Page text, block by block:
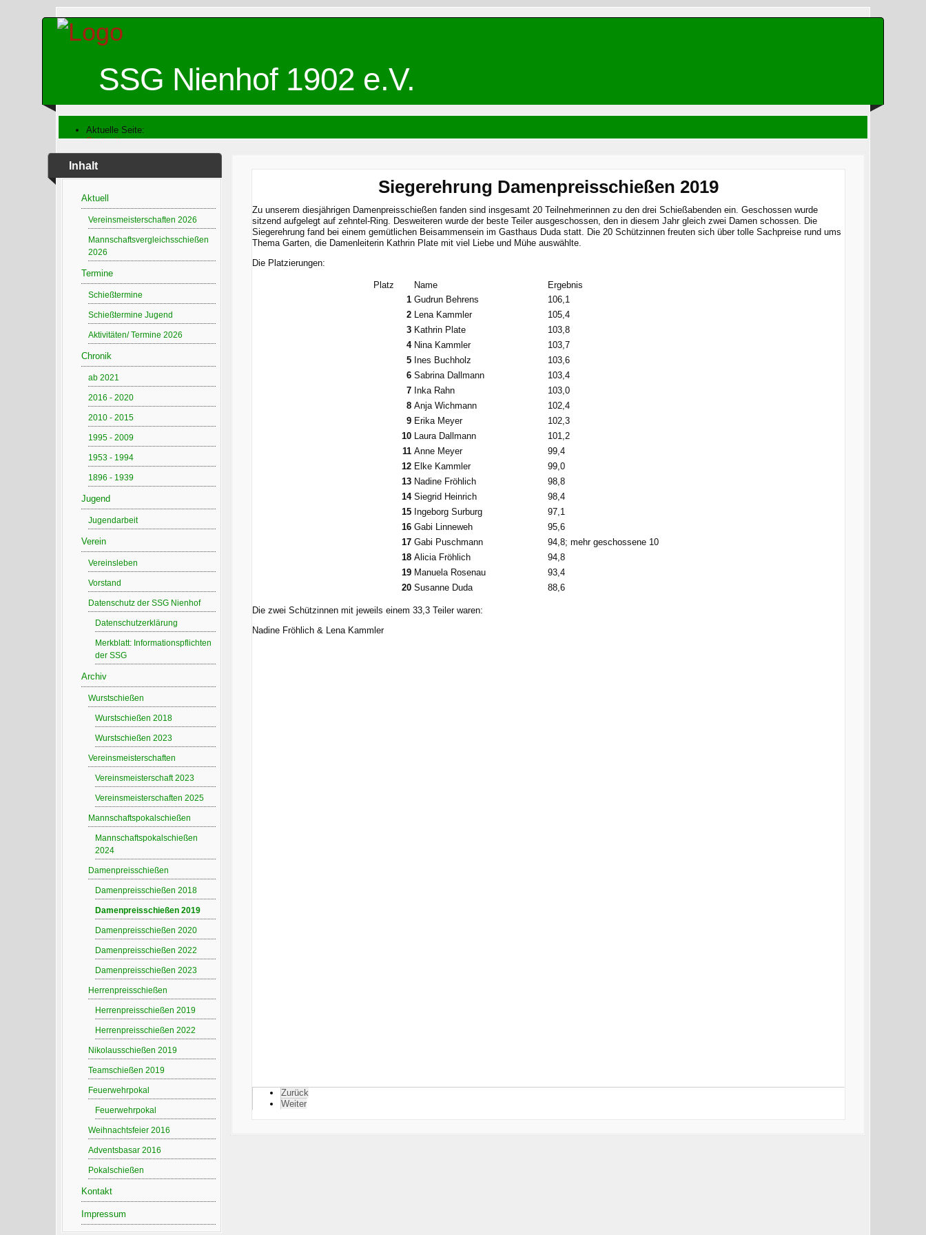
SSG Nienhof 1902 e.V.
Aktuelle Seite:
Startseite
Archiv
Damenpreisschießen
Inhalt
Aktuell
Vereinsmeisterschaften 2026
Mannschaftsvergleichsschießen
2026
Termine
Schießtermine
Schießtermine Jugend
Aktivitäten/ Termine 2026
Chronik
ab 2021
2016 - 2020
2010 - 2015
1995 - 2009
1953 - 1994
1896 - 1939
Jugend
Jugendarbeit
Verein
Vereinsleben
Vorstand
Datenschutz der SSG Nienhof
Datenschutzerklärung
Merkblatt: Informationspflichten
der SSG
Archiv
Wurstschießen
Wurstschießen 2018
Wurstschießen 2023
Vereinsmeisterschaften
Vereinsmeisterschaft 2023
Vereinsmeisterschaften 2025
Mannschaftspokalschießen
Mannschaftspokalschießen
2024
Damenpreisschießen
Damenpreisschießen 2018
Damenpreisschießen 2019
Damenpreisschießen 2020
Damenpreisschießen 2022
Damenpreisschießen 2023
Herrenpreisschießen
Herrenpreisschießen 2019
Herrenpreisschießen 2022
Nikolausschießen 2019
Teamschießen 2019
Feuerwehrpokal
Feuerwehrpokal
Weihnachtsfeier 2016
Adventsbasar 2016
Pokalschießen
Kontakt
Impressum
Siegerehrung Damenpreisschießen 2019
Zu unserem diesjährigen Damenpreisschießen fanden sind insgesamt 20 Teilnehmerinnen zu den drei Schießabenden ein. Geschossen wurde
sitzend aufgelegt auf zehntel-Ring. Desweiteren wurde der beste Teiler ausgeschossen, den in diesem Jahr gleich zwei Damen schossen. Die
Siegerehrung fand bei einem gemütlichen Beisammensein im Gasthaus Duda statt. Die 20 Schützinnen freuten sich über tolle Sachpreise rund ums
Thema Garten, die Damenleiterin Kathrin Plate mit viel Liebe und Mühe auswählte.
Die Platzierungen:
Platz Name
Ergebnis
1 Gudrun Behrens
106,1
2
Lena Kammler
105,4
3 Kathrin Plate
103,8
4 Nina Kammler
103,7
5 Ines Buchholz
103,6
6 Sabrina Dallmann
103,4
7 Inka Rahn
103,0
8 Anja Wichmann
102,4
9 Erika Meyer
102,3
10
Laura Dallmann
101,2
11 Anne Meyer
99,4
12 Elke Kammler
99,0
13 Nadine Fröhlich
98,8
14 Siegrid Heinrich
98,4
15 Ingeborg Surburg
97,1
16 Gabi Linneweh
95,6
17 Gabi Puschmann
94,8; mehr geschossene 10
18 Alicia Fröhlich
94,8
19 Manuela Rosenau
93,4
20 Susanne Duda 88,6
Die zwei Schützinnen mit jeweils einem 33,3 Teiler waren:
Nadine Fröhlich & Lena Kammler
Zurück
Weiter